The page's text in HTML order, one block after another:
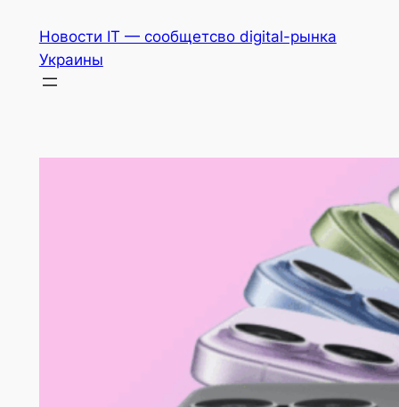
содержимому
Новости IT — сообщетсво digital-рынка
Украины